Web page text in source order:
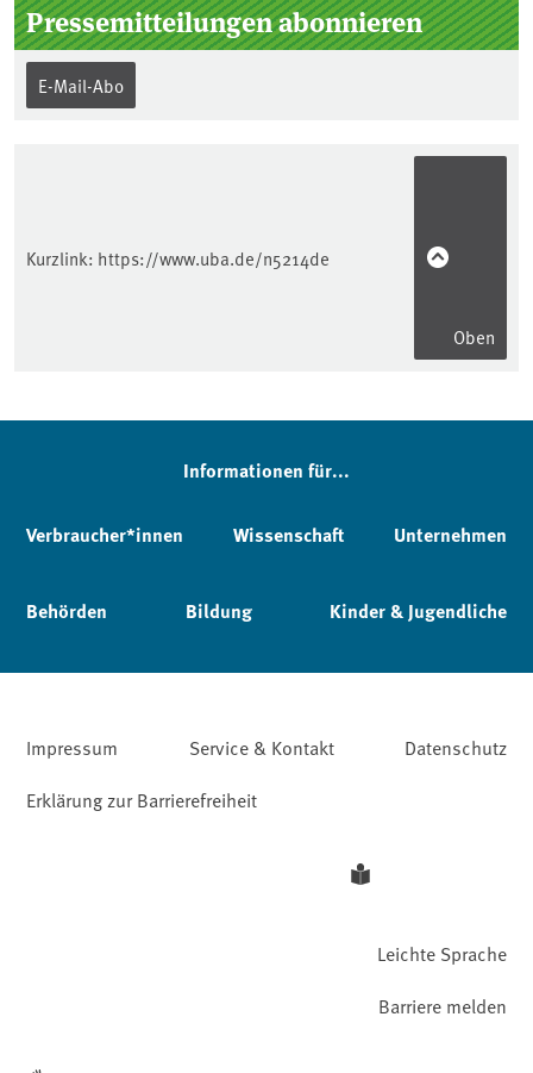
Pressemitteilungen abonnieren
E-Mail-Abo
Kurzlink: https://www.uba.de/n5214de
Oben
Informationen für...
Verbraucher*innen Wissenschaft Unternehmen
Behörden Bildung Kinder & Jugendliche
Impressum Service & Kontakt
Datenschutz
Erklärung zur Barrierefreiheit
Leichte Sprache
Barriere melden